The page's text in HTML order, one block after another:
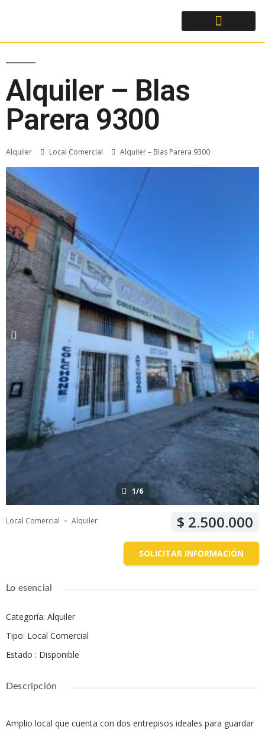
Alquiler – Blas
Parera 9300
Alquiler Local Comercial Alquiler – Blas Parera 9300
1/6
Local Comercial Alquiler 2.500.000
SOLICITAR INFORMACIÓN
Lo esencial
Categoría: Alquiler
Tipo: Local Comercial
Estado : Disponible
Descripción
Amplio local que cuenta con dos entrepisos ideales para guardar